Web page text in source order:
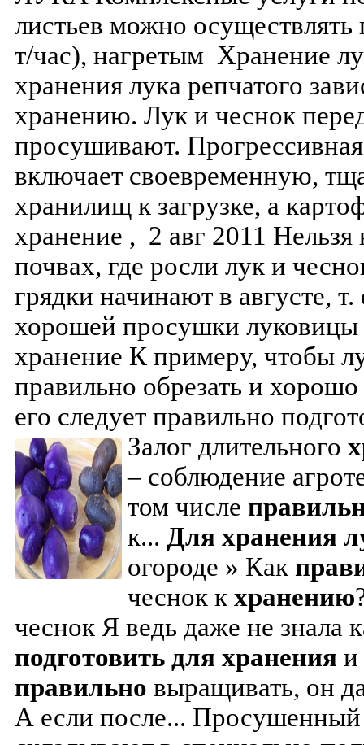
листьев можно
т/час), нагретым Хранение
хранения лука репчатого
хранению. Лук и чеснок
просушивают.
включает своевременную,
хранилищ к загрузке, а
хранение , 2 авг 2011
почвах, где росли лук и
грядки начинают в августе,
хорошей просушки луковицы
хранение К примеру, чтобы
правильно обрезать и
его следует правильно
Залог длительного
– соблюдение
том числе
к... Для хранения
огороде » Как
чеснок к хранению
чеснок Я ведь даже не знала
подготовить для хранения и
правильно выращивать, он
А если после...